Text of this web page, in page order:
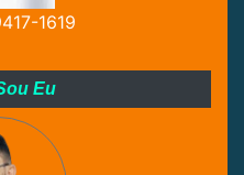
1619
Eu